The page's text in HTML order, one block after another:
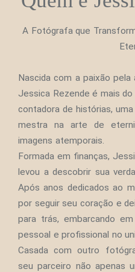
A Fotógrafa que
Nascida com a paixão
Jessica Rezende é mais
contadora de histórias,
mestra na arte de
imagens atemporais.
Formada em finanças,
levou a descobrir sua
Após anos dedicados ao
por seguir seu coração e
para trás, embarcando
pessoal e profissional no
Casada com outro
seu parceiro não apenas